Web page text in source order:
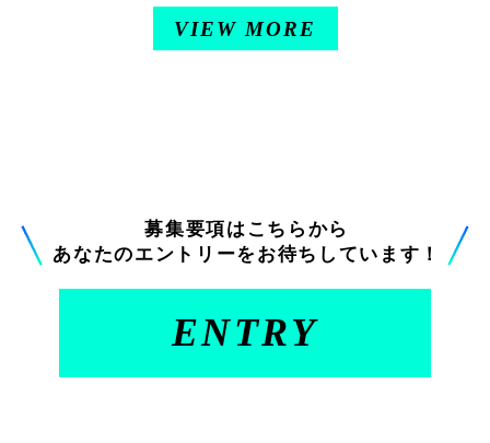
VIEW MORE
募集要項はこちらから
あなたのエントリーをお待ちしています！
ENTRY